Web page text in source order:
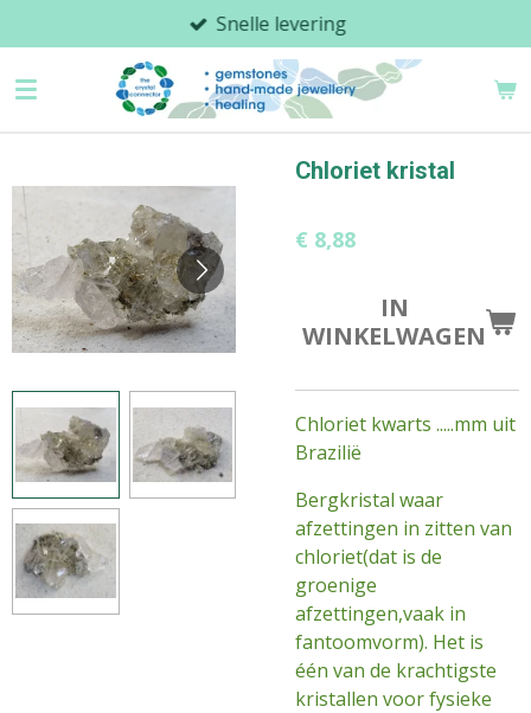
direct
naar
Snelle levering
Chloriet kristal
€ 8,88
IN
WINKELWAGEN
Chloriet kwarts .....mm uit
Brazilië
Bergkristal waar
afzettingen in zitten van
chloriet(dat is de
groenige
afzettingen,vaak in
fantoomvorm). Het is
één van de krachtigste
kristallen voor fysieke